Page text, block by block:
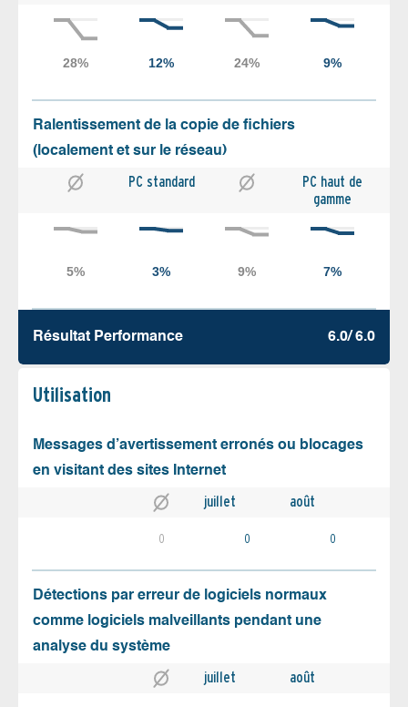
Ralentissement de la copie de fichiers
(localement et sur le réseau)
PC standard
PC haut de
gamme
Résultat Performance 6.0/ 6.0
Utilisation
Messages d’avertissement erronés ou blocages
en visitant des sites Internet
juillet août
0 0 0
Détections par erreur de logiciels normaux
comme logiciels malveillants pendant une
analyse du système
juillet août